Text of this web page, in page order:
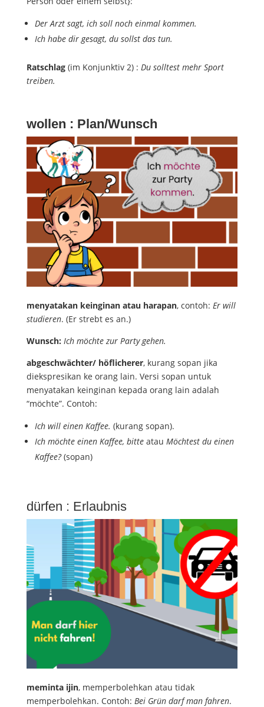
Der Arzt sagt, ich soll noch einmal kommen.
Ich habe dir gesagt, du sollst das tun.
Ratschlag (im Konjunktiv 2) : Du solltest mehr Sport
treiben.
wollen : Plan/Wunsch
menyatakan keinginan atau harapan, contoh: Er will
studieren. (Er strebt es an.)
Wunsch: Ich möchte zur Party gehen.
abgeschwächter/ höflicherer, kurang sopan jika
diekspresikan ke orang lain. Versi sopan untuk
menyatakan keinginan kepada orang lain adalah
“möchte”. Contoh:
Ich will einen Kaffee. (kurang sopan).
Ich möchte einen Kaffee, bitte atau Möchtest du einen
Kaffee?(sopan)
dürfen : Erlaubnis
meminta ijin, memperbolehkan atau tidak
memperbolehkan. Contoh: Bei Grün darf man fahren.